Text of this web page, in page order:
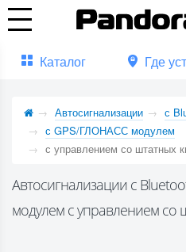
Каталог Где
Автосигнализации
с
с GPS/ГЛОНАСС модулем
с управлением со штатных
Автосигнализации с
модулем с управлением со